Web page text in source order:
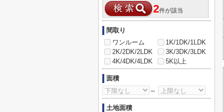
2件が該当
間取り
ワンルーム
1K/1DK/1LDK
2K/2DK/2LDK
3K/3DK/3LDK
4K/4DK/4LDK
5K以上
面積
～
土地面積